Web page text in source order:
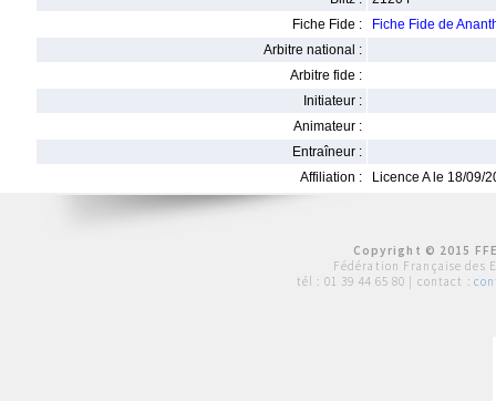
Fiche Fide :
Fiche Fide de
Arbitre national :
Arbitre fide :
Initiateur :
Animateur :
Entraîneur :
Affiliation :
Licence A le 18/09/
Copyright © 2015
Fédération Française des
tél : 01 39 44 65 80 | contact :